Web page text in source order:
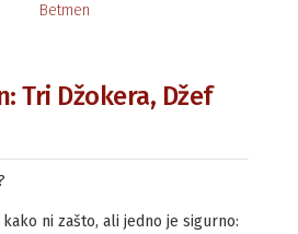
Betmen
Tri Džokera, Džef
ni zašto, ali jedno je sigurno: